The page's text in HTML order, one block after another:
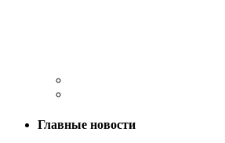
Главные новости